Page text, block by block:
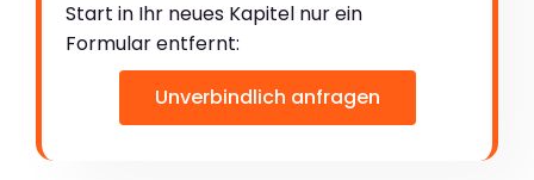
Start in Ihr neues Kapitel nur ein
Formular entfernt:
Unverbindlich anfragen